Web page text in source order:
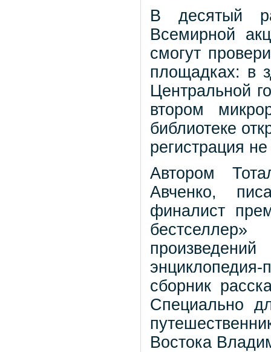
В десятый
Всемирной
смогут
площадках: в
Центральной
втором
библиотеке
регистрация
Автором
Авченко,
финалист
сборник
Специально
Востока